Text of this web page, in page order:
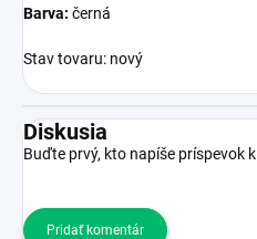
Barva: černá
Stav tovaru: nový
Diskusia
Buďte prvý, kto napíše príspevok
Pridať komentár